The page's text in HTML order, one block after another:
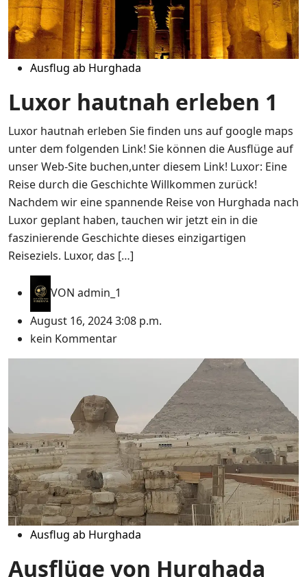
Ausflug ab Hurghada
Luxor hautnah erleben 1
Luxor hautnah erleben Sie finden uns auf google maps
unter dem folgenden Link! Sie können die Ausflüge auf
unser Web-Site buchen,unter diesem Link! Luxor: Eine
Reise durch die Geschichte Willkommen zurück!
Nachdem wir eine spannende Reise von Hurghada nach
Luxor geplant haben, tauchen wir jetzt ein in die
faszinierende Geschichte dieses einzigartigen
Reiseziels. Luxor, das […]
VON admin_1
August 16, 2024 3:08 p.m.
kein Kommentar
Ausflug ab Hurghada
Ausflüge von Hurghada